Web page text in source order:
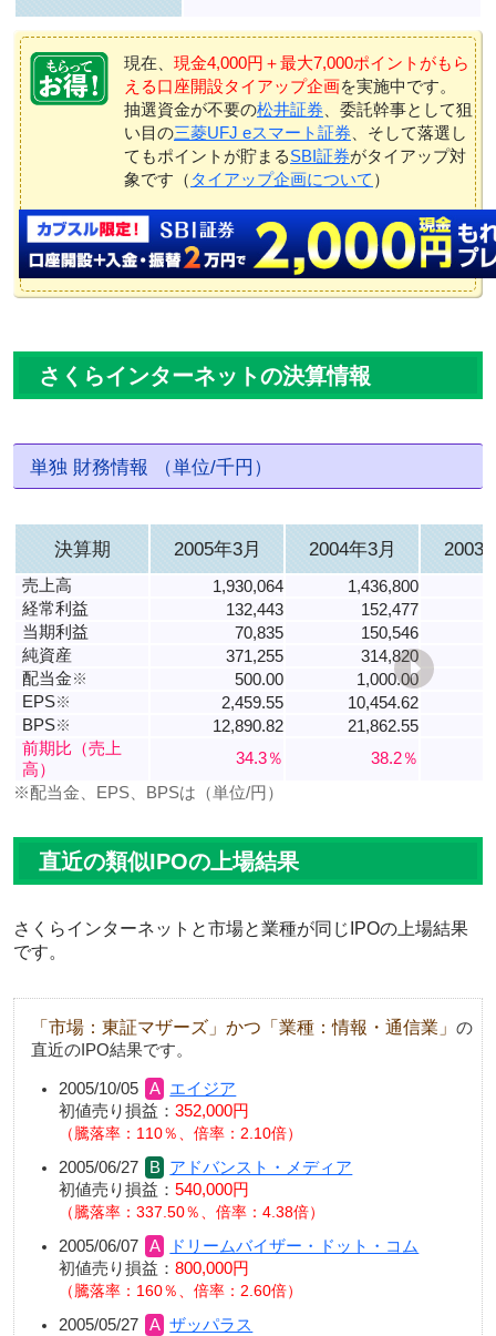
現在、 現金4,000円＋最大7,000ポイントがもら
える口座開設タイアップ企画を実施中です。
抽選資金が不要の松井証券 、委託幹事として狙
い目の三菱UFJ eスマート証券 、そして落選し
てもポイントが貯まるSBI証券がタイアップ対
象です（ タイアップ企画について ）
さくらインターネットの決算情報
単独 財務情報 （単位/千円）
決算期 2005年3月 2004年3月 2003
売上高 1,930,064 1,436,800
経常利益
132,443
152,477
当期利益
70,835
150,546
純資産
371,255
314,820
配当金※ 500.00
1,000.00
EPS※ 2,459.55 10,454.62
BPS※ 12,890.82 21,862.55
前期比（売上
高）
34.3％
38.2％
※配当金、EPS、BPSは（単位/円）
直近の類似IPOの上場結果
さくらインターネットと市場と業種が同じIPOの上場結果
です。
「市場：東証マザーズ」かつ「業種：情報・通信業」 の
直近のIPO結果です。
2005/10/05
エイジア
初値売り損益： 352,000円
騰落率：110％、倍率：2.10倍
2005/06/27
アドバンスト・メディア
初値売り損益： 540,000円
騰落率：337.50％、倍率：4.38倍
2005/06/07
ドリームバイザー・ドット・コム
初値売り損益： 800,000円
騰落率：160％、倍率：2.60倍
2005/05/27
ザッパラス